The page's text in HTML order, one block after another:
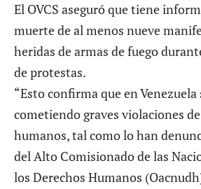
El OVCS aseguró que tiene
muerte de al menos nueve
heridas de armas de fuego
de protestas.
“Esto confirma que en
cometiendo graves violaciones
humanos, tal como lo han
del Alto Comisionado de las
los Derechos Humanos